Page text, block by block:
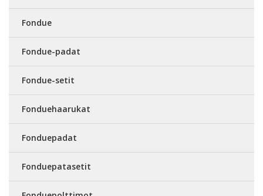
Fondue
Fondue-padat
Fondue-setit
Fonduehaarukat
Fonduepadat
Fonduepatasetit